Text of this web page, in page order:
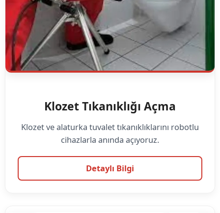
Klozet Tıkanıklığı Açma
Klozet ve alaturka tuvalet tıkanıklıklarını robotlu
cihazlarla anında açıyoruz.
Detaylı Bilgi